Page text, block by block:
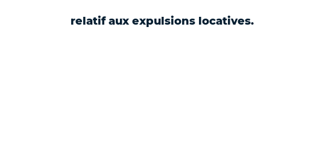
relatif aux expulsions locatives.